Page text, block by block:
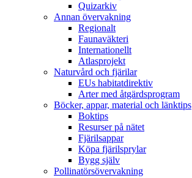
Quizarkiv
Annan övervakning
Regionalt
Faunaväkteri
Internationellt
Atlasprojekt
Naturvård och fjärilar
EUs habitatdirektiv
Arter med åtgärdsprogram
Böcker, appar, material och länktips
Boktips
Resurser på nätet
Fjärilsappar
Köpa fjärilsprylar
Bygg själv
Pollinatörsövervakning